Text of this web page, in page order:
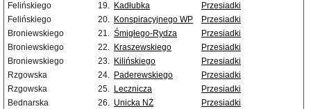
Felińskiego
19. Kadłubka
Przesiadki
Felińskiego
20. Konspiracyjnego WP
Przesiadki
Broniewskiego
21. Śmigłego-Rydza
Przesiadki
Broniewskiego
22. Kraszewskiego
Przesiadki
Broniewskiego
23. Kilińskiego
Przesiadki
Rzgowska
24. Paderewskiego
Przesiadki
Rzgowska
25. Lecznicza
Przesiadki
Bednarska
26. Unicka NŻ
Przesiadki